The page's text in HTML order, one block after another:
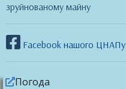
зруйнованому майну
Facebook нашого ЦНАПу
Погода